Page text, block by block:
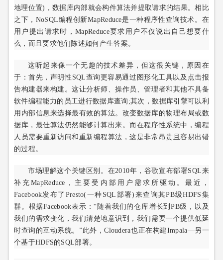
地理位置)，数据库内部就会构件算法并提取请求的结果。相比
之下，NoSQL编程创新MapReduce是一种程序性查询技术。在
用户提出请求时，MapReduce要求用户不仅说出自己想要什
么，而且要求他们陈述如何产生答案。
这听起来像一个无趣的技术差异，但这很关键，原因在
于：首先，声明性SQL查询更容易通过图形化工具以及点击报
告构建器来构建。这让分析师、操作员、管理者和其他不具备
软件编程能力的员工进行数据库查询;其次，数据库引擎可以利
用内部信息来选择最有效的算法。改变数据库的物理布局或数
据库，最佳算法仍然能够计算出来。而在程序性系统中，编程
人员需要重新访问和重新编程算法，这是非常昂贵且容易出错
的过程。
市场理解这个关键区别。在2010年，谷歌宣布部署SQL来
补充MapReduce，主要受内部用户需求所驱动。最近，
Facebook发布了Presto(一种SQL部署)来查询其PB级HDFS集
群。根据Facebook表示：“随着我们的仓库增长到PB级，以及
我们的需求变化，我们清楚地意识到，我们需要一个提供低延
时查询的互动系统。”此外，Cloudera也正在构建Impala—另一
个基于HDFS的SQL部署。